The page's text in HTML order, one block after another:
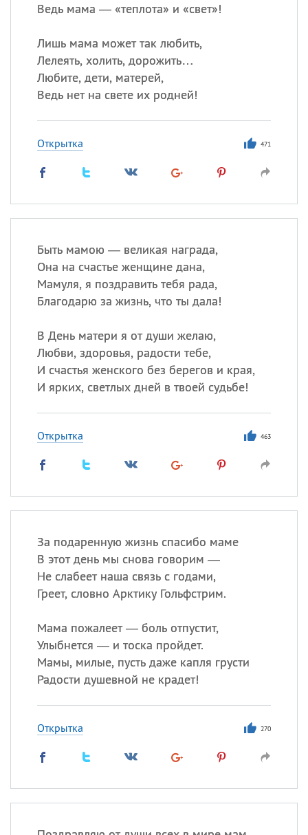
Ведь мама — «теплота» и «свет»!
Лишь мама может так любить,
Лелеять, холить, дорожить…
Любите, дети, матерей,
Ведь нет на свете их родней!
Открытка 471
Быть мамою — великая награда,
Она на счастье женщине дана,
Мамуля, я поздравить тебя рада,
Благодарю за жизнь, что ты дала!
В День матери я от души желаю,
Любви, здоровья, радости тебе,
И счастья женского без берегов и края,
И ярких, светлых дней в твоей судьбе!
Открытка 463
За подаренную жизнь спасибо маме
В этот день мы снова говорим —
Не слабеет наша связь с годами,
Греет, словно Арктику Гольфстрим.
Мама пожалеет — боль отпустит,
Улыбнется — и тоска пройдет.
Мамы, милые, пусть даже капля грусти
Радости душевной не крадет!
Открытка 270